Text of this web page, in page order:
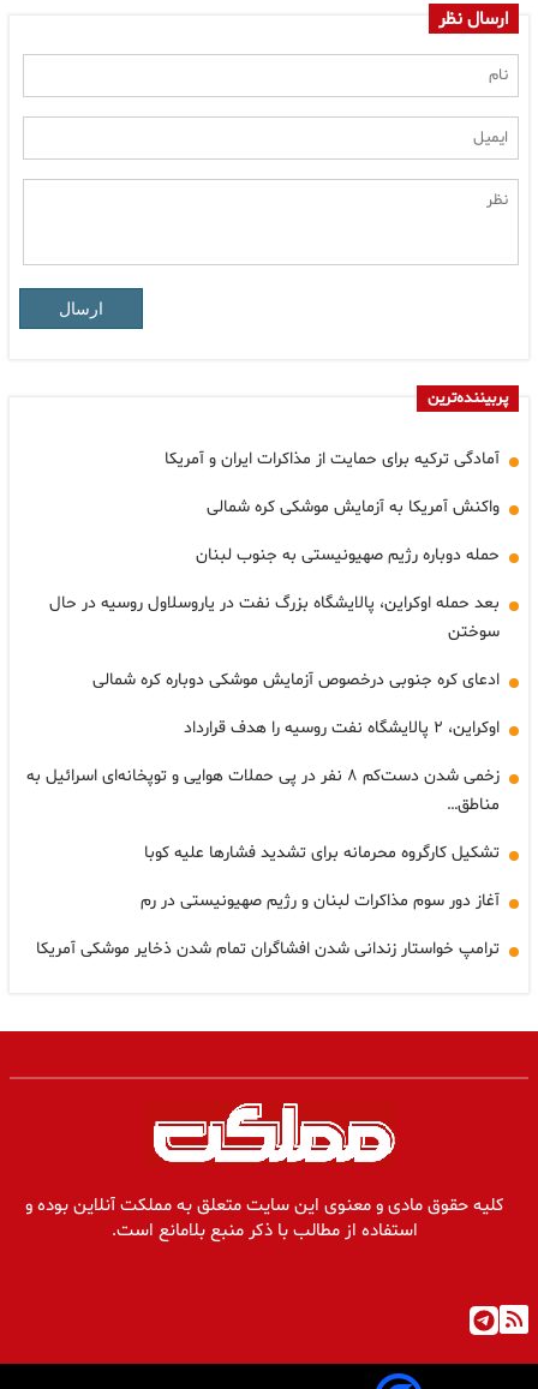
ارسال نظر
ارسال
پربیننده‌ترین
آمادگی ترکیه برای حمایت از مذاکرات ایران و آمریکا
واکنش آمریکا به آزمایش موشکی کره شمالی
حمله دوباره رژیم صهیونیستی به جنوب لبنان
بعد حمله اوکراین، پالایشگاه بزرگ نفت در یاروسلاول روسیه در حال
سوختن
ادعای کره جنوبی درخصوص آزمایش موشکی دوباره کره شمالی
اوکراین، ۲ پالایشگاه نفت روسیه را هدف قرارداد
زخمی شدن دست‌کم ۸ نفر در پی حملات هوایی و توپخانه‌ای اسرائیل به
مناطق…
تشکیل کارگروه محرمانه برای تشدید فشارها علیه کوبا
آغاز دور سوم مذاکرات لبنان و رژیم صهیونیستی در رم
ترامپ خواستار زندانی شدن افشاگران تمام شدن ذخایر موشکی آمریکا
کلیه حقوق مادی و معنوی این سایت متعلق به مملکت آنلاین بوده و
استفاده از مطالب با ذکر منبع بلامانع است.